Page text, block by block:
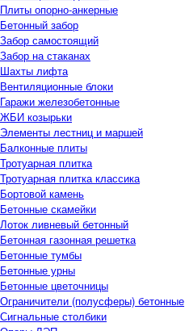
Плиты опорно-анкерные
Бетонный забор
Забор самостоящий
Забор на стаканах
Шахты лифта
Вентиляционные блоки
Гаражи железобетонные
ЖБИ козырьки
Элементы лестниц и маршей
Балконные плиты
Тротуарная плитка
Тротуарная плитка классика
Бортовой камень
Бетонные скамейки
Лоток ливневый бетонный
Бетонная газонная решетка
Бетонные тумбы
Бетонные урны
Бетонные цветочницы
Ограничители (полусферы) бетонные
Сигнальные столбики